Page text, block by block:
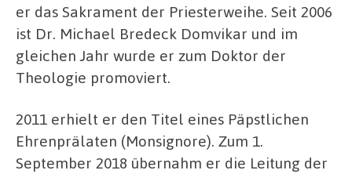
er das Sakrament der Priesterweihe. Seit 2006
ist Dr. Michael Bredeck Domvikar und im
gleichen Jahr wurde er zum Doktor der
Theologie promoviert.
2011 erhielt er den Titel eines Päpstlichen
Ehrenprälaten (Monsignore). Zum 1.
September 2018 übernahm er die Leitung der